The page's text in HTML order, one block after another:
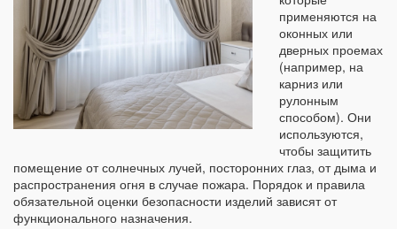
применяются на
оконных или
дверных проемах
(например, на
карниз или
рулонным
способом). Они
используются,
чтобы защитить
помещение от солнечных лучей, посторонних глаз, от дыма и
распространения огня в случае пожара. Порядок и правила
обязательной оценки безопасности изделий зависят от
функционального назначения.